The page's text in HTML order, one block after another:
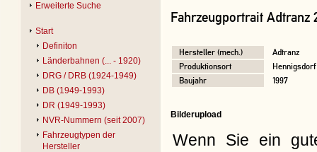
Erweiterte Suche
Start
Definiton
Länderbahnen (... - 1920)
DRG / DRB (1924-1949)
DB (1949-1993)
DR (1949-1993)
NVR-Nummern (seit 2007)
Fahrzeugtypen der
Hersteller
Fahrzeugportrait Adtranz
Hersteller (mech.)
Adtranz
Produktionsort
Hennigsdorf
Baujahr
1997
Bilderupload
Wenn Sie ein